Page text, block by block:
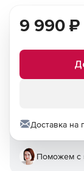
9 990 ₽
Доставка на
Поможем с